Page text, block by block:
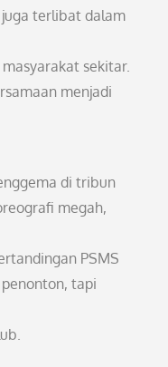
terlibat dalam
sekitar.
menjadi
di tribun
megah,
PSMS
tapi